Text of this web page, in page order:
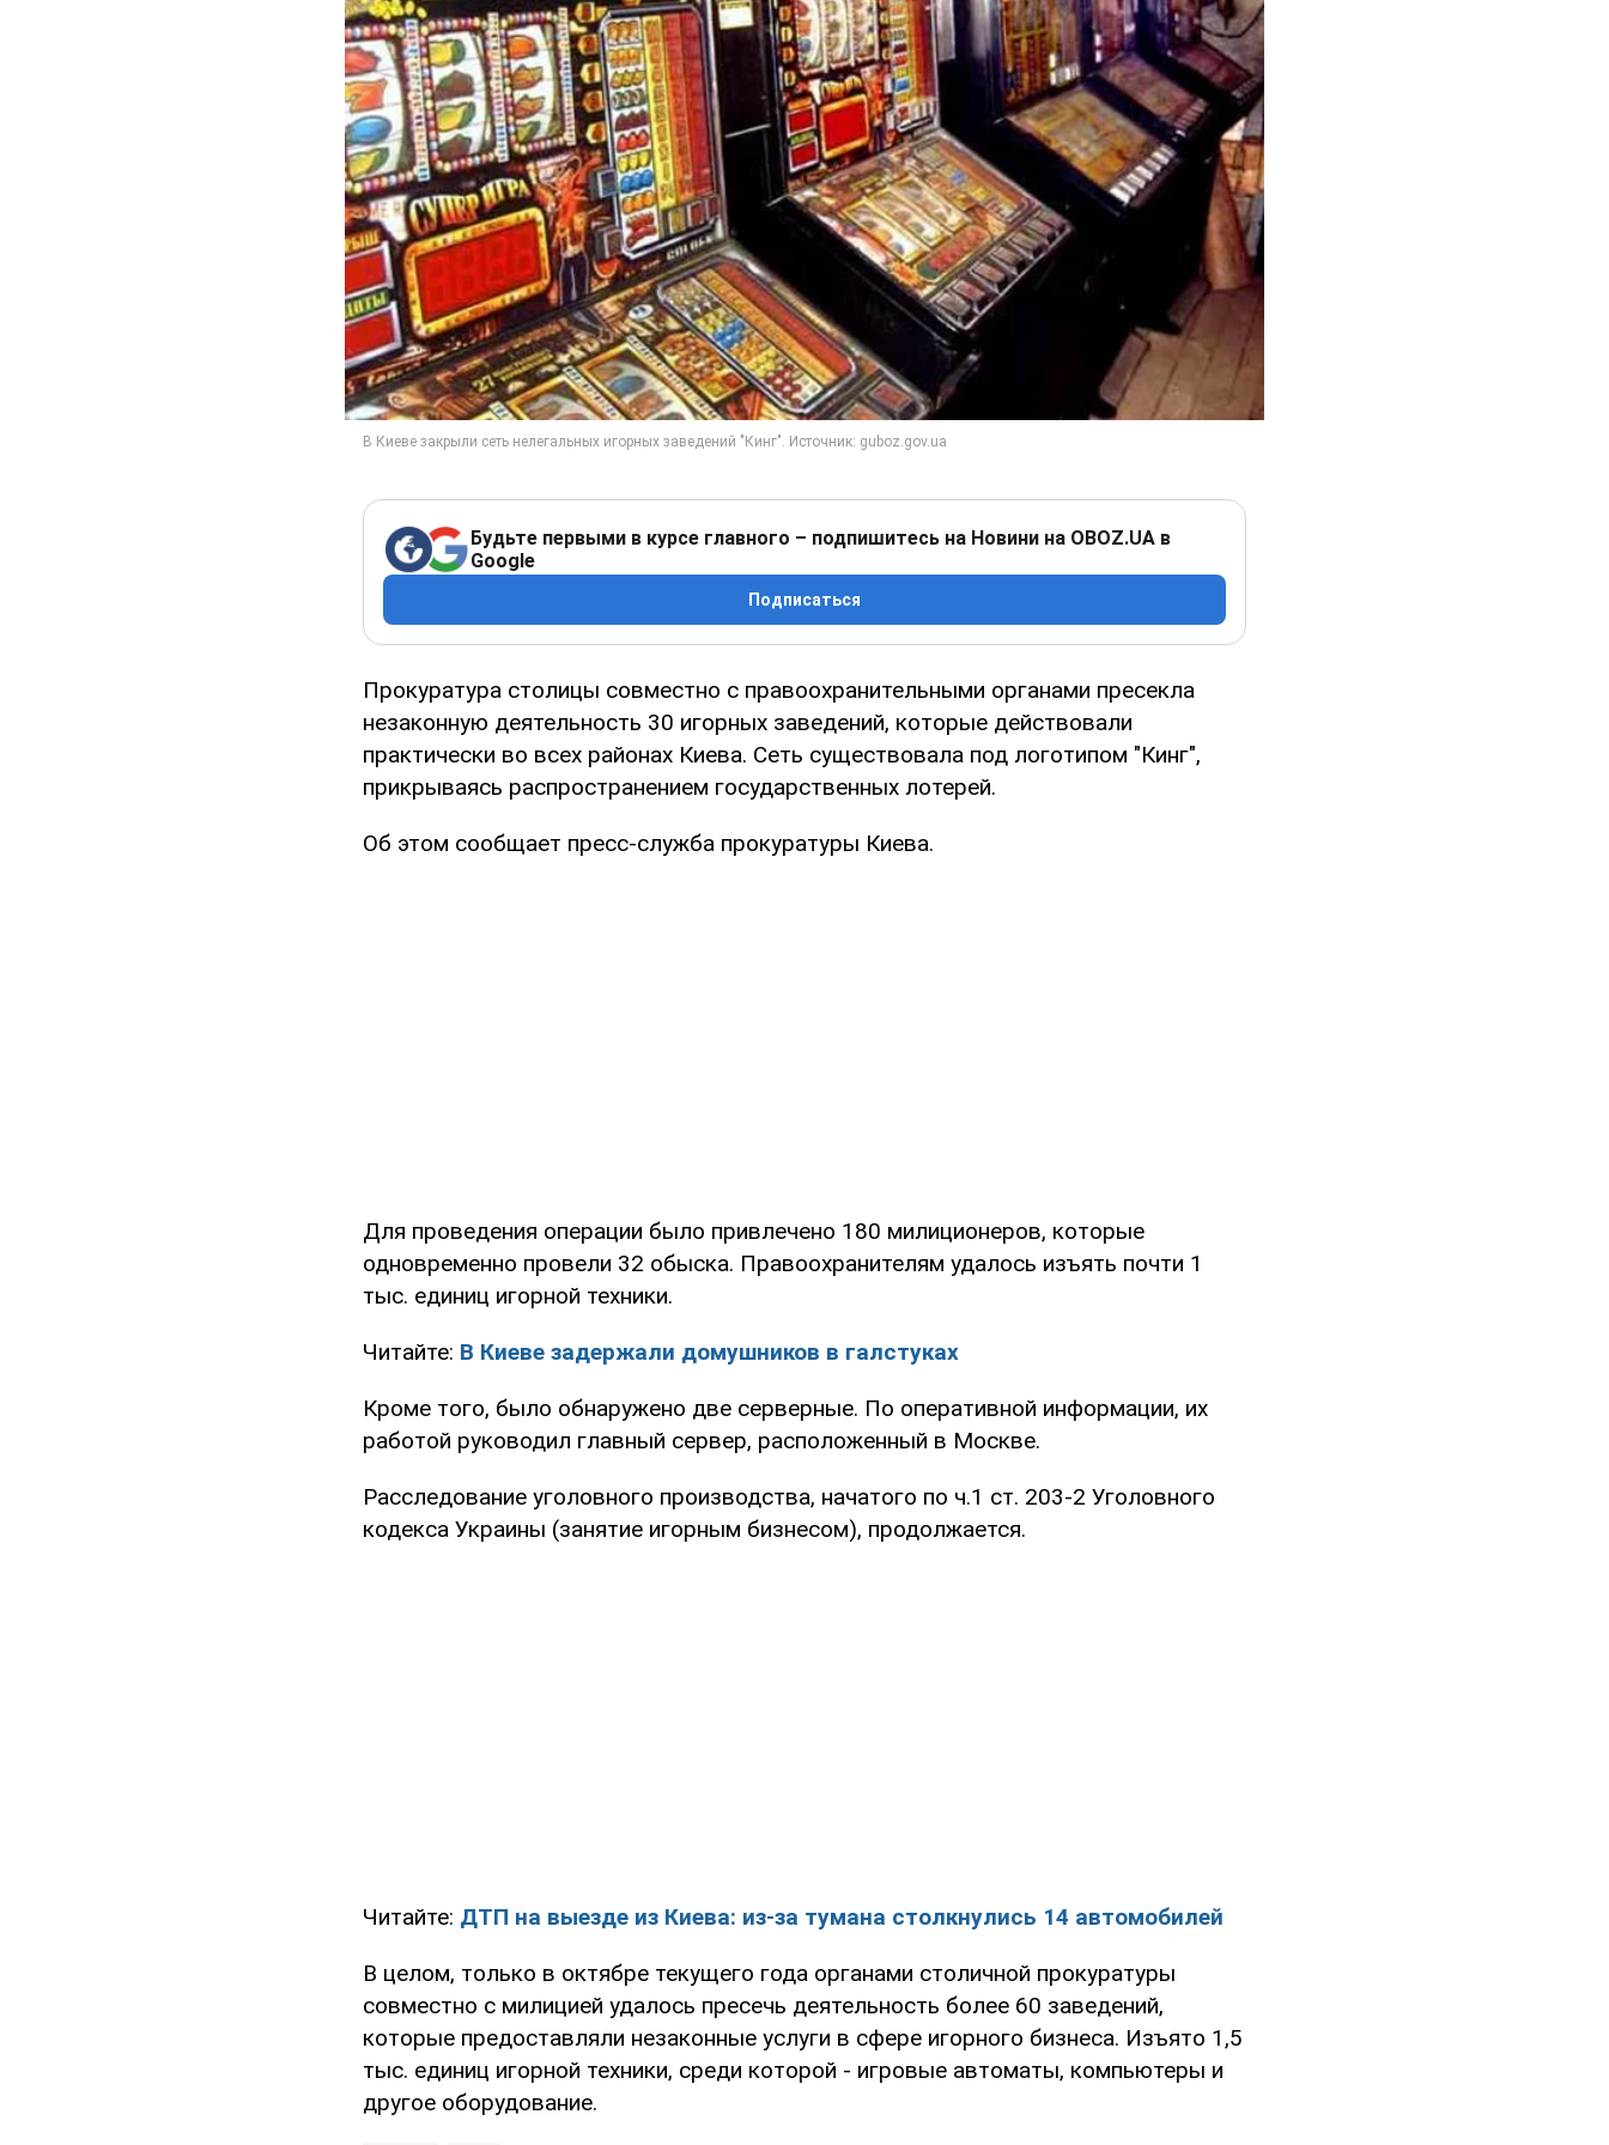
Будьте первыми в курсе главного – подпишитесь на Новини на OBOZ.UA в
Google
Подписаться
Прокуратура столицы совместно с правоохранительными органами пресекла
незаконную деятельность 30 игорных заведений, которые действовали
практически во всех районах Киева. Сеть существовала под логотипом "Кинг",
прикрываясь распространением государственных лотерей.
Об этом сообщает пресс-служба прокуратуры Киева.
Для проведения операции было привлечено 180 милиционеров, которые
одновременно провели 32 обыска. Правоохранителям удалось изъять почти 1
тыс. единиц игорной техники.
Читайте: В Киеве задержали домушников в галстуках
Кроме того, было обнаружено две серверные. По оперативной информации, их
работой руководил главный сервер, расположенный в Москве.
Расследование уголовного производства, начатого по ч.1 ст. 203-2 Уголовного
кодекса Украины (занятие игорным бизнесом), продолжается.
Читайте: ДТП на выезде из Киева: из-за тумана столкнулись 14 автомобилей
В целом, только в октябре текущего года органами столичной прокуратуры
совместно с милицией удалось пресечь деятельность более 60 заведений,
которые предоставляли незаконные услуги в сфере игорного бизнеса. Изъято 1,5
тыс. единиц игорной техники, среди которой - игровые автоматы, компьютеры и
другое оборудование.